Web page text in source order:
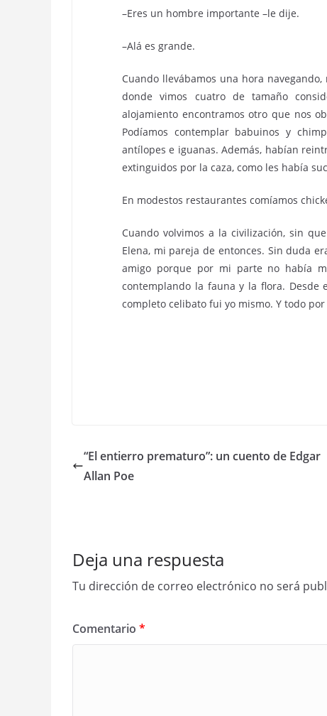
–Eres un hombre importante –le dije.
–Alá es grande.
Cuando llevábamos una hora
donde vimos cuatro de tamaño
alojamiento encontramos otro que nos
Podíamos contemplar babuinos y
antílopes e iguanas. Además, habían
extinguidos por la caza, como les había
En modestos restaurantes comíamos
Cuando volvimos a la civilización, sin
Elena, mi pareja de entonces. Sin duda
amigo porque por mi parte no había
contemplando la fauna y la flora. Desde
completo celibato fui yo mismo. Y todo
“El entierro prematuro”: un cuento de Edgar
Allan Poe
Deja una respuesta
Tu dirección de correo electrónico no será
Comentario *